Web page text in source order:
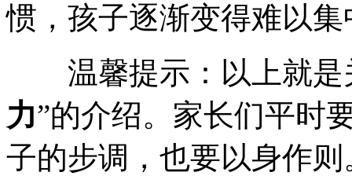
惯，孩子逐渐变得难以
温馨提示：以上就是
力”的介绍。家长们平时
子的步调，也要以身作则